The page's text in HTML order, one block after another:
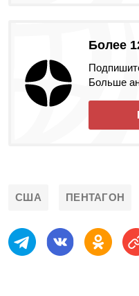
Более
Больше
США ПЕНТАГОН